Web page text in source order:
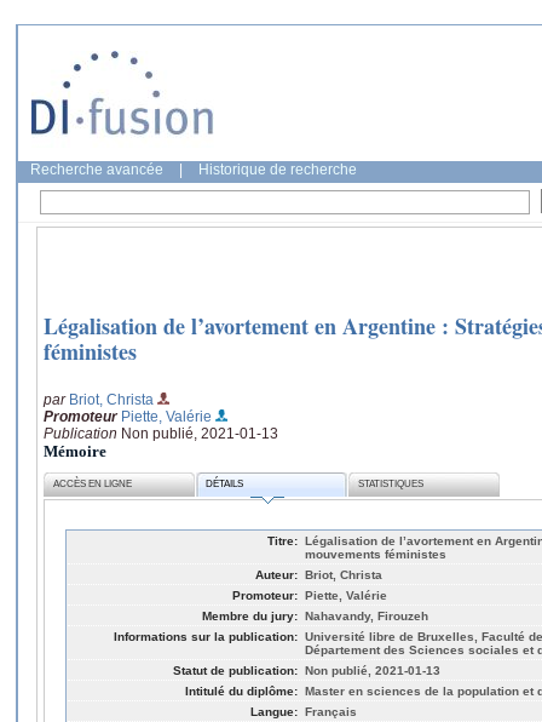
Recherche avancée Historique de recherche
Légalisation de l’avortement en Argentine :
féministes
par Briot, Christa
Promoteur Piette, Valérie
Publication Non publié, 2021-01-13
Mémoire
ACCÈS EN LIGNE DÉTAILS STATISTIQUES
Titre: Légalisation de l’avortement en
mouvements féministes
Auteur: Briot, Christa
Promoteur: Piette, Valérie
Membre du jury: Nahavandy, Firouzeh
Informations sur la publication: Université libre de Bruxelles, Faculté
Département des Sciences sociales et
Statut de publication: Non publié, 2021-01-13
Intitulé du diplôme: Master en sciences de la population et
Langue: Français